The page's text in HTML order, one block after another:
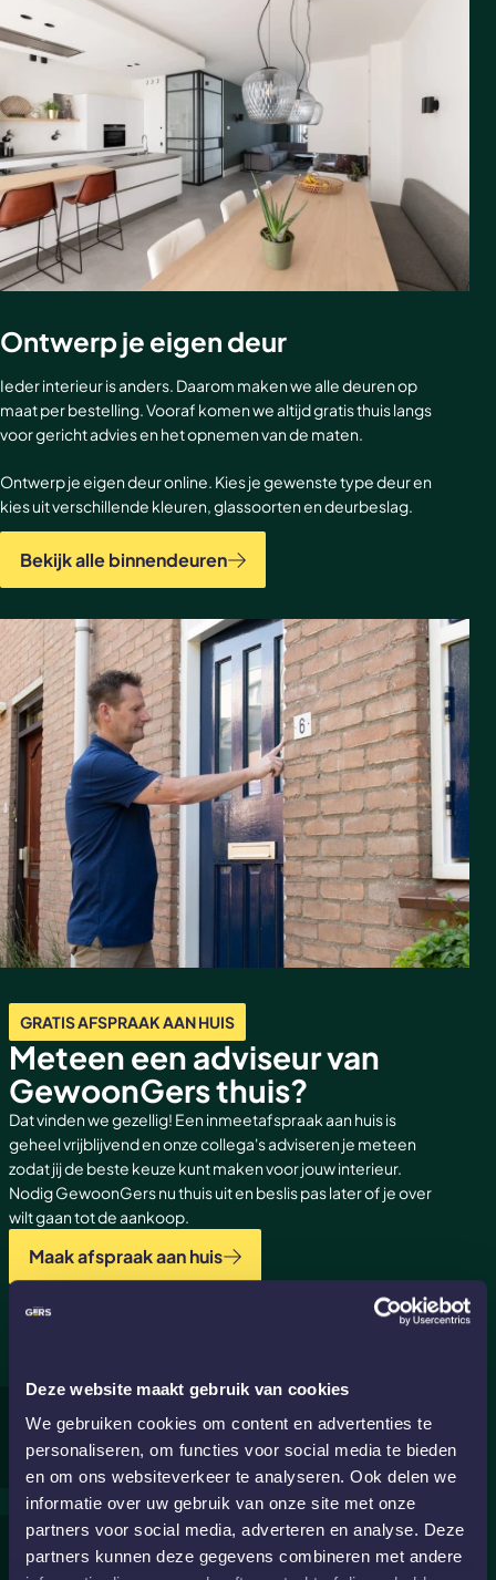
Deze website maakt gebruik van cookies
We gebruiken cookies om content en advertenties te
personaliseren, om functies voor social media te bieden
en om ons websiteverkeer te analyseren. Ook delen we
informatie over uw gebruik van onze site met onze
partners voor social media, adverteren en analyse. Deze
partners kunnen deze gegevens combineren met andere
Ontwerp je eigen deur
Ieder interieur is anders. Daarom maken we alle deuren op
maat per bestelling. Vooraf komen we altijd gratis thuis langs
voor gericht advies en het opnemen van de maten.
Ontwerp je eigen deur online. Kies je gewenste type deur en
kies uit verschillende kleuren, glassoorten en deurbeslag.
Bekijk alle binnendeuren
GRATIS AFSPRAAK AAN HUIS
Meteen een adviseur van
GewoonGers thuis?
Dat vinden we gezellig! Een inmeetafspraak aan huis is
geheel vrijblijvend en onze collega's adviseren je meteen
zodat jij de beste keuze kunt maken voor jouw interieur.
Nodig GewoonGers nu thuis uit en beslis pas later of je over
wilt gaan tot de aankoop.
Maak afspraak aan huis
Wat is een staatsdeur of bedoel je
taatsdeur?
Veel mensen zoeken op staatsdeur, maar bedoelen
taatsdeur. Een taatsdeur valt niet in een kozijn. Maar in
een speciaal afgewerkte deuropening. Doordat de
taatsdeur aan de onderkant en bovenkant scharniert,
Valt een taatsdeur automatisch dicht?